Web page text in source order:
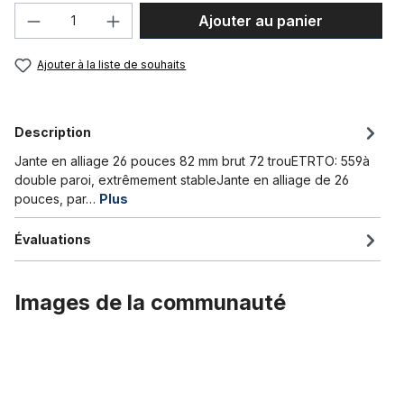
Quantité de produit : Entrez la
Ajouter au panier
Ajouter à la liste de souhaits
Description
Jante en alliage 26 pouces 82 mm brut 72 trouETRTO: 559à
double paroi, extrêmement stableJante en alliage de 26
pouces, par… Plus
Évaluations
Images de la communauté